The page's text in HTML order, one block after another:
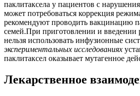
паклитаксела у пациентов с
может потребоваться коррекция
рекомендуют проводить вакцинацию
семей.При приготовлении и введении
нельзя использовать инфузионные
экспериментальных исследованиях
паклитаксел оказывает мутагенное
Лекарственное